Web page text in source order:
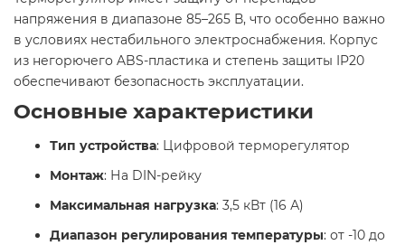
напряжения в диапазоне 85–265 В, что особенно важно
в условиях нестабильного электроснабжения. Корпус
из негорючего ABS-пластика и степень защиты IP20
обеспечивают безопасность эксплуатации.​
Основные характеристики
Тип устройства: Цифровой терморегулятор
Монтаж: На DIN-рейку
Максимальная нагрузка: 3,5 кВт (16 А)
Диапазон регулирования температуры: от -10 до